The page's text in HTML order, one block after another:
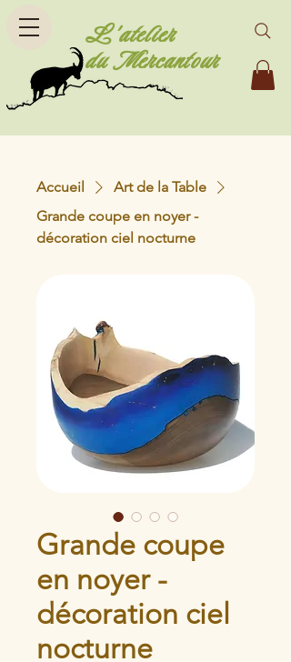
L'atelier
du Mercantour
Accueil
Art de la Table
Grande coupe en noyer -
décoration ciel nocturne
Grande coupe
en noyer -
décoration ciel
nocturne